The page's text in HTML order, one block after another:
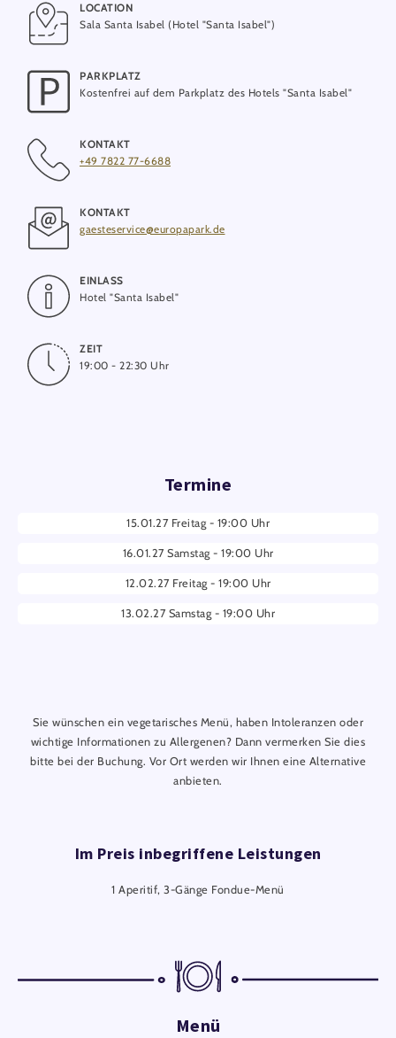
LOCATION
Sala Santa Isabel (Hotel "Santa Isabel")
PARKPLATZ
Kostenfrei auf dem Parkplatz des Hotels "Santa Isabel"
KONTAKT
+49 7822 77-6688
KONTAKT
gaesteservice@europapark.de
EINLASS
Hotel "Santa Isabel"
ZEIT
19:00 - 22:30 Uhr
Termine
15.01.27 Freitag - 19:00 Uhr
16.01.27 Samstag - 19:00 Uhr
12.02.27 Freitag - 19:00 Uhr
13.02.27 Samstag - 19:00 Uhr
Sie wünschen ein vegetarisches Menü, haben Intoleranzen oder
wichtige Informationen zu Allergenen? Dann vermerken Sie dies
bitte bei der Buchung. Vor Ort werden wir Ihnen eine Alternative
anbieten.
Im Preis inbegriffene Leistungen
1 Aperitif, 3-Gänge Fondue-Menü
Menü